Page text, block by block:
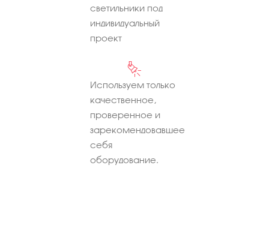
светильники под
индивидуальный
проект
Используем только
качественное,
проверенное и
зарекомендовавшее
себя
оборудование.